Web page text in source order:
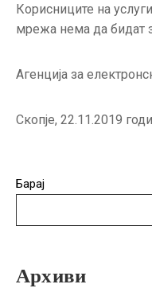
Корисниците на
мрежа нема да бидат
Агенција за
Скопје, 22.11.2019
Барај
Архиви